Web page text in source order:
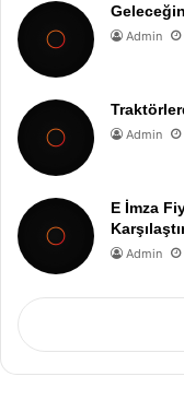
Admin
Admin
E İmza
Admin